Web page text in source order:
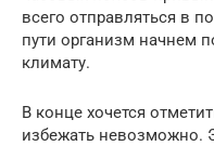
всего отправляться в
пути организм начнем
климату.
В конце хочется
избежать невозможно.